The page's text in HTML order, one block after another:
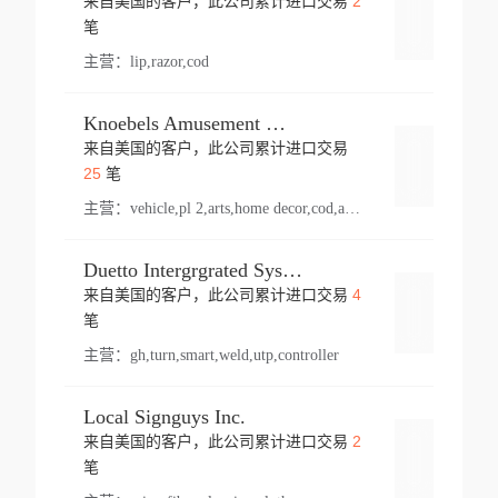
笔
主营： lip,razor,cod
Knoebels Amusement Resort
来自美国的客户，此公司累计进口交易
25笔
主营： vehicle,pl 2,arts,home decor,cod,amusement ride,sea
Duetto Intergrgrated Systems Inc.
来自美国的客户，此公司累计进口交易 4
笔
主营： gh,turn,smart,weld,utp,controller
Local Signguys Inc.
来自美国的客户，此公司累计进口交易 2
笔